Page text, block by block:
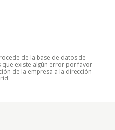
de la base de datos de
que existe algún error por favor
de la empresa a la dirección